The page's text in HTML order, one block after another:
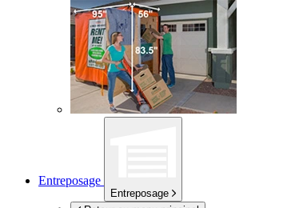
Entreposage
Entreposage